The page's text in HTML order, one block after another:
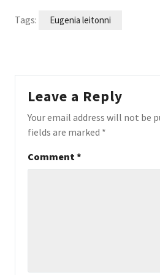
Tags: Eugenia leitonni
Leave a Reply
Your email address will not be
fields are marked *
Comment*